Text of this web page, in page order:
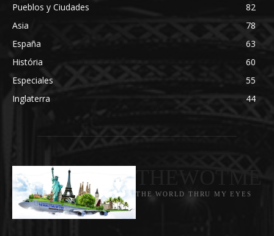
Pueblos y Ciudades
82
Asia
78
España
63
História
60
Especiales
55
Inglaterra
44
THE WORLD THRU MY EYES